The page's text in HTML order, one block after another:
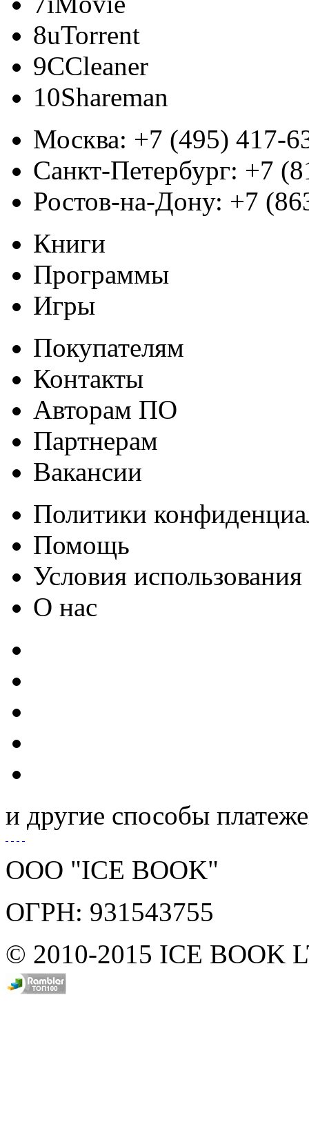
8uTorrent
9CCleaner
10Shareman
Москва: +7 (495) 417-
Санкт-Петербург: +7
Ростов-на-Дону: +7
Книги
Программы
Игры
Покупателям
Контакты
Авторам ПО
Партнерам
Вакансии
Политики
Помощь
Условия использования
О нас
и другие способы
ООО "ICE BOOK"
ОГРН: 931543755
© 2010-2015 ICE BOOK